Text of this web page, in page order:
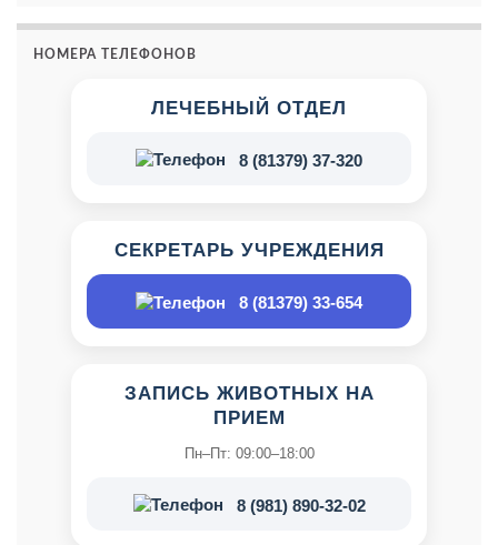
НОМЕРА ТЕЛЕФОНОВ
ЛЕЧЕБНЫЙ ОТДЕЛ
8 (81379) 37-320
СЕКРЕТАРЬ УЧРЕЖДЕНИЯ
8 (81379) 33-654
ЗАПИСЬ ЖИВОТНЫХ НА
ПРИЕМ
Пн–Пт: 09:00–18:00
8 (981) 890-32-02